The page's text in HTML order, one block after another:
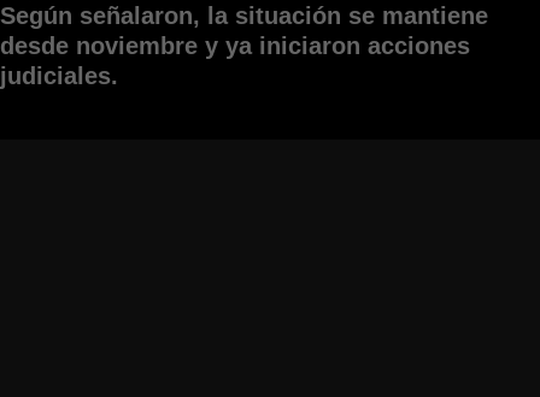
Según señalaron, la situación se mantiene
desde noviembre y ya iniciaron acciones
judiciales.